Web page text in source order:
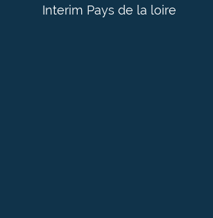
Interim Pays de la loire